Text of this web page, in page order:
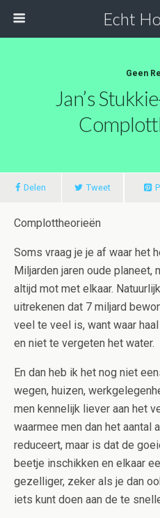
Echt
Geen
Jan’s
Delen Tweet
Complottheorieën
Soms vraag je je af waar het
Miljarden jaren oude planeet,
altijd mot met elkaar.
uitrekenen dat 7 miljard
veel te veel is, want waar
en niet te vergeten het water.
En dan heb ik het nog niet
wegen, huizen,
men kennelijk liever aan het
waarmee men dan het aantal
reduceert, maar is dat de
beetje inschikken en elkaar
gezelliger, zeker als je dan
iets kunt doen aan de te